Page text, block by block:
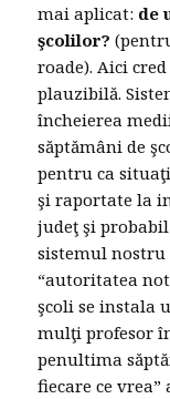
mai aplicat: de
şcolilor?
roade). Aici
plauzibilă.
încheierea
săptămâni de
pentru ca
şi raportate la
judeţ şi
sistemul nostru
“autoritatea
şcoli se instala
mulţi profesor
penultima
fiecare ce